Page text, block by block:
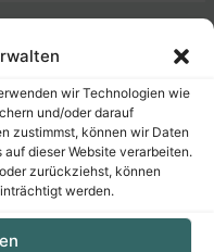
wir Technologien wie
und/oder darauf
zustimmst, können wir Daten
dieser Website verarbeiten.
zurückziehst, können
werden.
mit
Workshop zum